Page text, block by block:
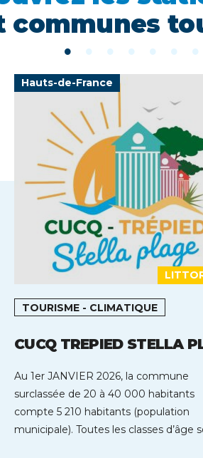
communes
Hauts-de-France
TOURISME - CLIMATIQUE
CUCQ TREPIED STELLA
Au 1er JANVIER 2026, la commune
surclassée de 20 à 40 000 habitants
compte 5 210 habitants (population
municipale). Toutes les classes d’âge